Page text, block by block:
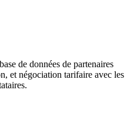
de données de partenaires
et négociation tarifaire avec les